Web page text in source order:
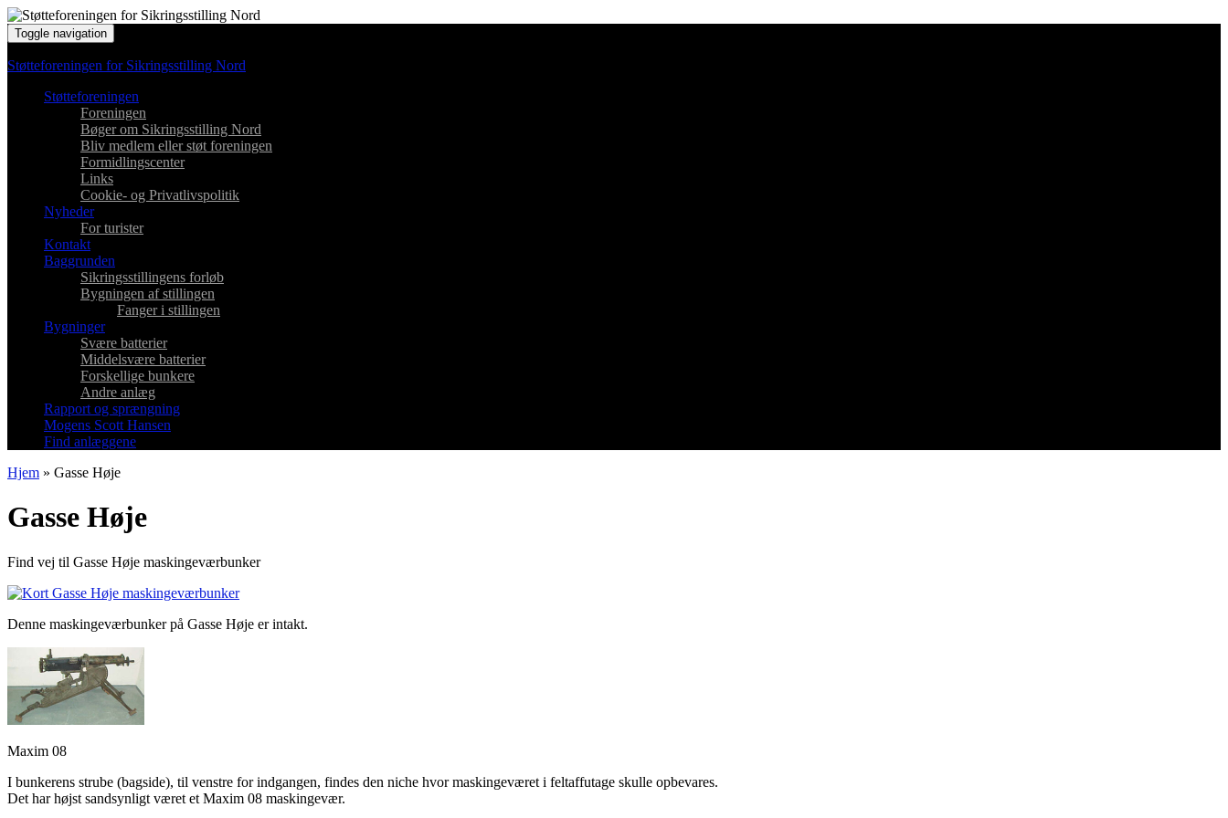
Toggle navigation
Støtteforeningen for Sikringsstilling Nord
Støtteforeningen
Foreningen
Bøger om Sikringsstilling Nord
Bliv medlem eller støt foreningen
Formidlingscenter
Links
Cookie- og Privatlivspolitik
Nyheder
For turister
Kontakt
Baggrunden
Sikringsstillingens forløb
Bygningen af stillingen
Fanger i stillingen
Bygninger
Svære batterier
Middelsvære batterier
Forskellige bunkere
Andre anlæg
Rapport og sprængning
Mogens Scott Hansen
Find anlæggene
Hjem » Gasse Høje
Gasse Høje
Find vej til Gasse Høje maskingeværbunker
Denne maskingeværbunker på Gasse Høje er intakt.
Maxim 08
I bunkerens strube (bagside), til venstre for indgangen, findes den niche hvor maskingeværet i feltaffutage skulle opbevares.
Det har højst sandsynligt været et Maxim 08 maskingevær.